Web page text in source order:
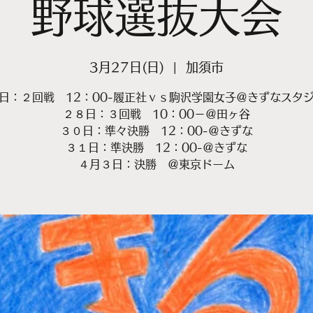
野球選抜大会
3月27日(日) 加須市
：２回戦 12：00-履正社ｖｓ駒沢学園女子＠きずなスタ
２８日：３回戦 10：00－＠田ヶ谷
３０日：準々決勝 12：00-＠きずな
３１日：準決勝 12：00-＠きずな
４月３日：決勝 ＠東京ドーム